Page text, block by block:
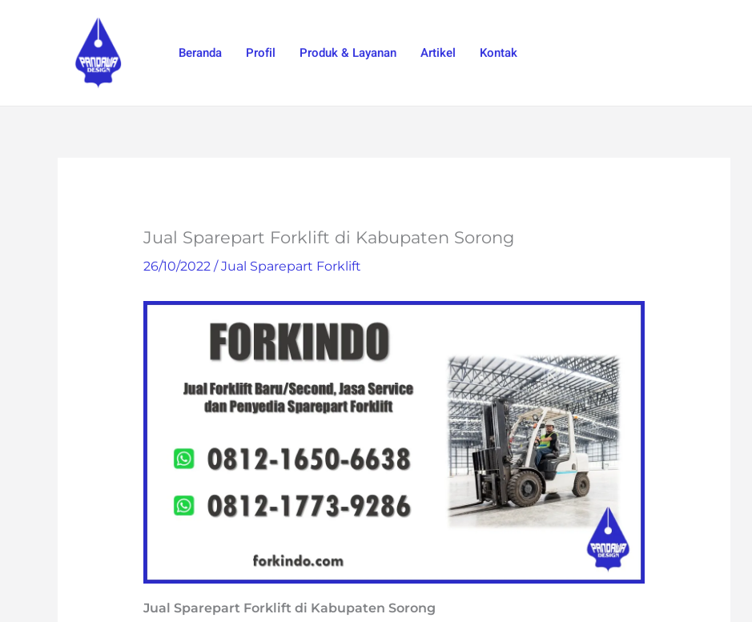
Beranda Profil Produk & Layanan Artikel Kontak
Jual Sparepart Forklift di Kabupaten Sorong
26/10/2022 /Jual Sparepart Forklift
Jual Sparepart Forklift di Kabupaten Sorong